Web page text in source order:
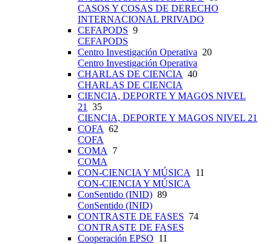
CASOS Y COSAS DE DERECHO
INTERNACIONAL PRIVADO
CEFAPODS 9
CEFAPODS
Centro Investigación Operativa 20
Centro Investigación Operativa
CHARLAS DE CIENCIA 40
CHARLAS DE CIENCIA
CIENCIA, DEPORTE Y MAGOS NIVEL
21
35
CIENCIA, DEPORTE Y MAGOS NIVEL 21
COFA 62
COFA
COMA
7
COMA
CON-CIENCIA Y MÚSICA
11
CON-CIENCIA Y MÚSICA
ConSentido (INID) 89
ConSentido (INID)
CONTRASTE DE FASES 74
CONTRASTE DE FASES
Cooperación EPSO 11